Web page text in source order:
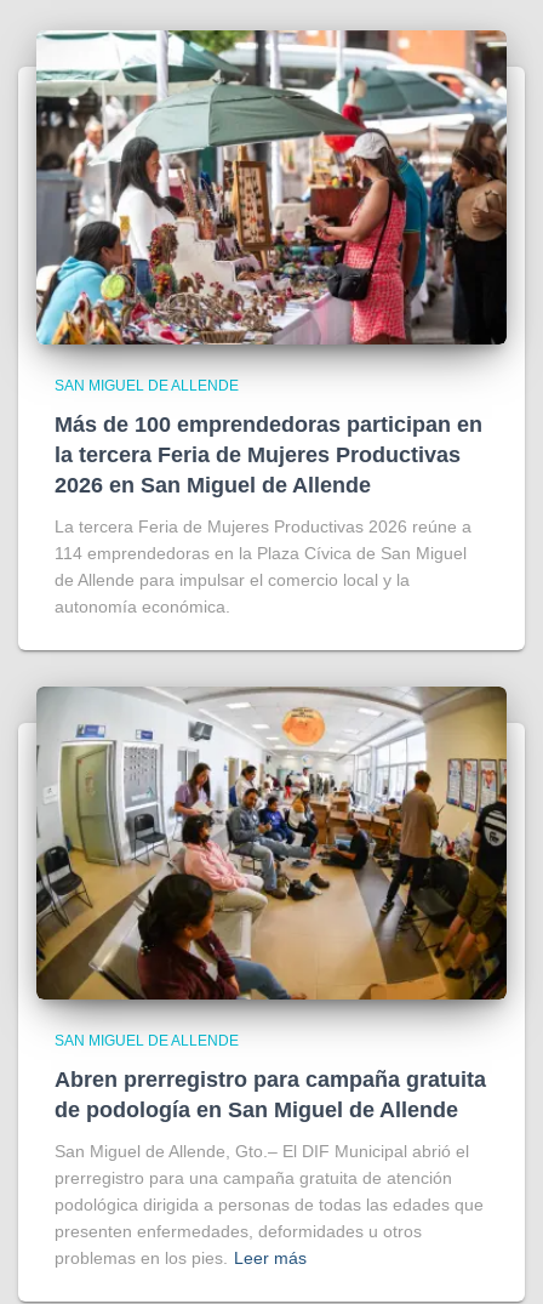
SAN MIGUEL DE ALLENDE
Más de 100 emprendedoras participan en
la tercera Feria de Mujeres Productivas
2026 en San Miguel de Allende
La tercera Feria de Mujeres Productivas 2026 reúne a
114 emprendedoras en la Plaza Cívica de San Miguel
de Allende para impulsar el comercio local y la
autonomía económica.
SAN MIGUEL DE ALLENDE
Abren prerregistro para campaña gratuita
de podología en San Miguel de Allende
San Miguel de Allende, Gto.– El DIF Municipal abrió el
prerregistro para una campaña gratuita de atención
podológica dirigida a personas de todas las edades que
presenten enfermedades, deformidades u otros
problemas en los pies. Leer más